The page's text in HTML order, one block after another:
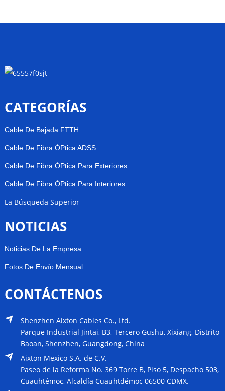
CATEGORÍAS
Cable De Bajada FTTH
Cable De Fibra ÓPtica ADSS
Cable De Fibra ÓPtica Para Exteriores
Cable De Fibra ÓPtica Para Interiores
La Búsqueda Superior
NOTICIAS
Noticias De La Empresa
Fotos De Envío Mensual
CONTÁCTENOS
Shenzhen Aixton Cables Co., Ltd.
Parque Industrial Jintai, B3, Tercero Gushu, Xixiang, Distrito
Baoan, Shenzhen, Guangdong, China
Aixton Mexico S.A. de C.V.
Paseo de la Reforma No. 369 Torre B, Piso 5, Despacho 503,
Cuauhtémoc, Alcaldía Cuauhtdémoc 06500 CDMX.